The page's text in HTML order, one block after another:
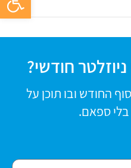
חודשי?
החודש ובו תוכן על
בלי ספאם.